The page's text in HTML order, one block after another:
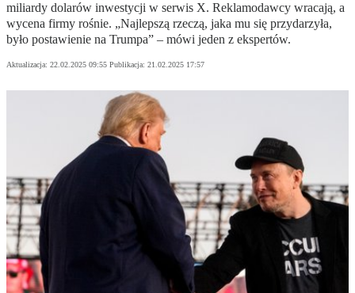
miliardy dolarów inwestycji w serwis X. Reklamodawcy wracają, a
wycena firmy rośnie. „Najlepszą rzeczą, jaka mu się przydarzyła,
było postawienie na Trumpa” – mówi jeden z ekspertów.
Aktualizacja: 22.02.2025 09:55 Publikacja: 21.02.2025 17:57